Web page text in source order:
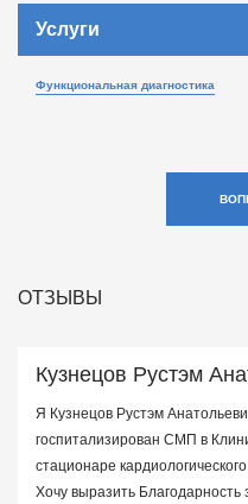
Услуги
Функциональная диагностика
ОТЗЫВЫ
Кузнецов Рустэм
Я Кузнецов Рустэм
госпитализирован СМП в
стационаре
Хочу выразить Благодарность